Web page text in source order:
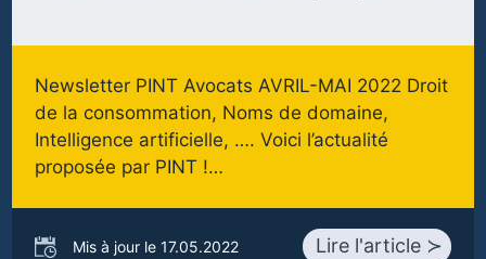
Newsletter PINT Avocats AVRIL-MAI 2022 Droit
de la consommation, Noms de domaine,
Intelligence artificielle, …. Voici l’actualité
proposée par PINT !…
Mis à jour le 17.05.2022 Lire l'article ≻